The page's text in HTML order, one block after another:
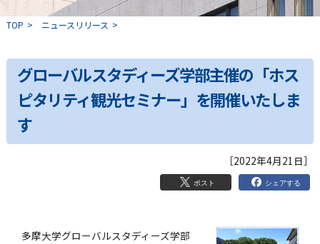
TOP ニュースリリース
グローバルスタディーズ学部主催の「ホス
ピタリティ観光セミナー」を開催いたしま
す
［2022年4月21日］
ポスト シェアする
多摩大学グローバルスタディーズ学部